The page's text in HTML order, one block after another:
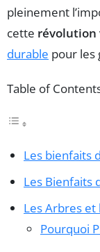
pleinement
cette révolution
durable pour les
Table of
Les bienfaits
Les Bienfaits
Les Arbres
Pourquoi